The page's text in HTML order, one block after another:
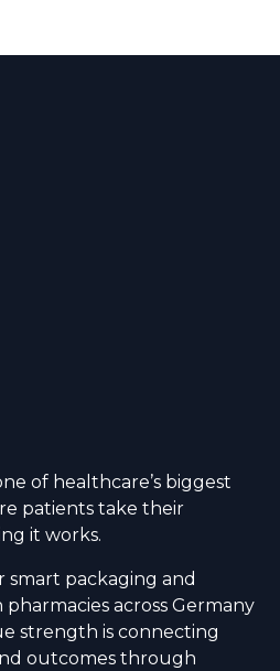
of healthcare’s biggest
patients take their
it works.
smart packaging and
across Germany
strength is connecting
outcomes through